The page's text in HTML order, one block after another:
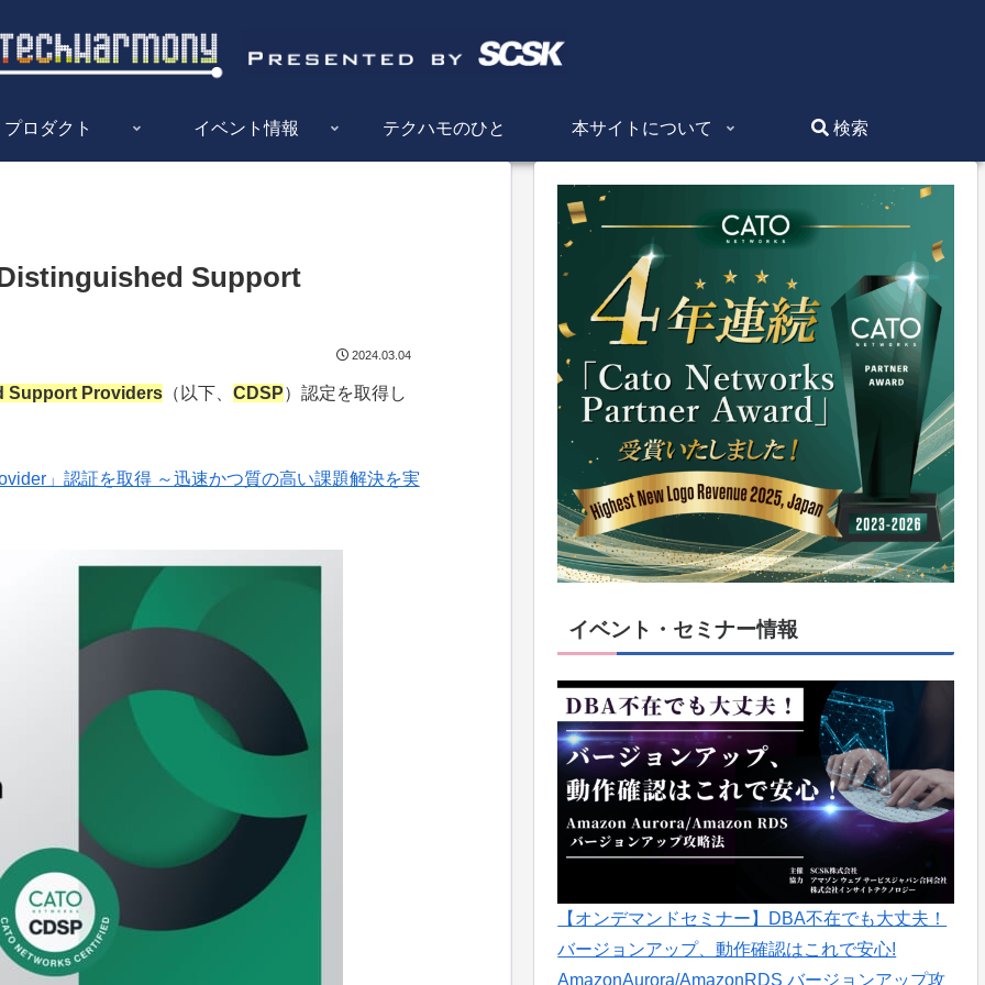
プロダクト イベント情報 テクハモのひと 本サイトについて 検索
Support
2024.03.04
Support Providers（以下、 CDSP）認定を取得し
」認証を取得 ～迅速かつ質の高い課題解決を実
イベント・セミナー情報
【オンデマンドセミナー】DBA不在でも大丈夫！
バージョンアップ、動作確認はこれで安心!
AmazonAurora/AmazonRDS バージョンアップ攻